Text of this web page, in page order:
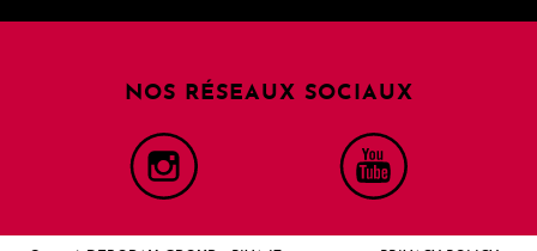
NOS RÉSEAUX SOCIAUX